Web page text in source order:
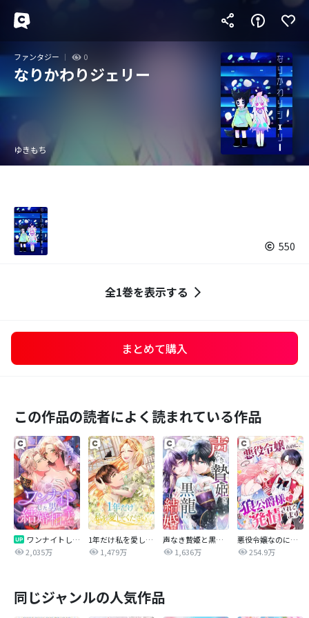
ファンタジー 0
なりかわりジェリー
ゆきもち
550
全1巻を表示する
まとめて購入
この作品の読者によく読まれている作品
ワンナイトした男は結婚相手でした
2,035万
1年だけ私を愛してください
1,479万
声なき贄姫と黒龍の結婚
1,636万
悪役令嬢なのに、狼公爵様に発情されてます
254.9万
同じジャンルの人気作品